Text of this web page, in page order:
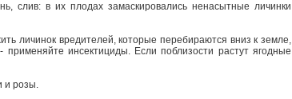
слив: в их плодах замаскировались ненасытные личинки
личинок вредителей, которые перебираются вниз к земле,
- применяйте инсектициды. Если поблизости растут ягодные
и розы.